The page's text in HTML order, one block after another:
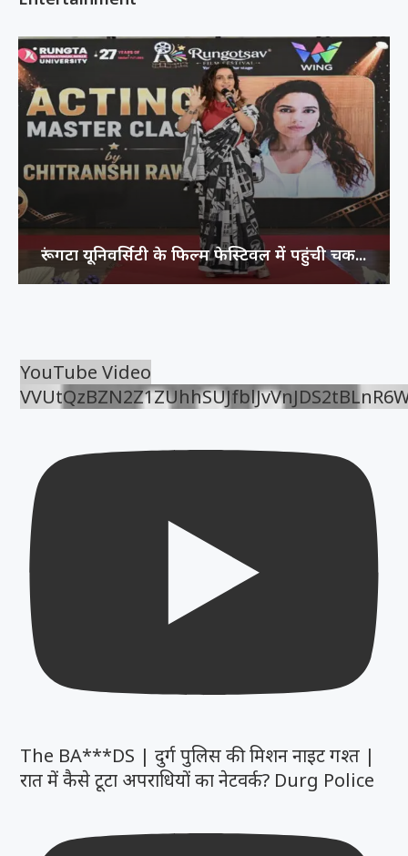
YouTube Video
The BA***DS | दुर्ग पुलिस की मिशन नाइट गश्त |
रात में कैसे टूटा अपराधियों का नेटवर्क? Durg Police
राष्ट्रीय नृत्य महोत्सव में चमका भिलाई का हुनर,...